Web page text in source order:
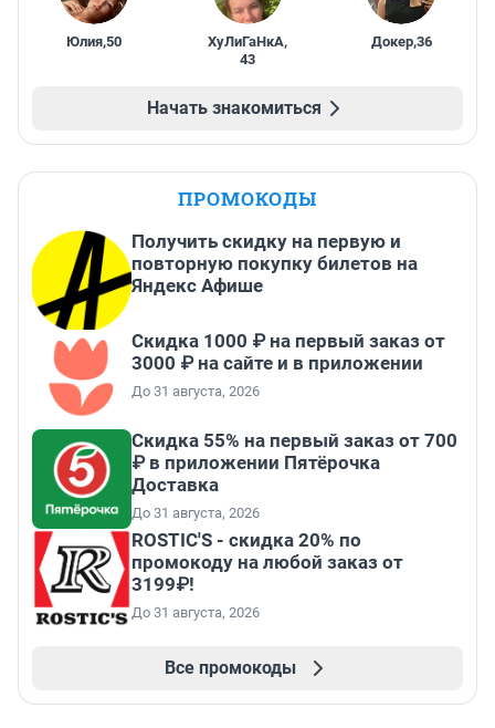
Юлия,50 ХуЛиГаНкА,
43
Докер,36
Начать знакомиться
ПРОМОКОДЫ
Получить скидку на первую и
повторную покупку билетов на
Яндекс Афише
Скидка 1000 ₽ на первый заказ от
3000 ₽ на сайте и в приложении
До 31 августа, 2026
Скидка 55% на первый заказ от 700
₽ в приложении Пятёрочка
Доставка
До 31 августа, 2026
ROSTIC'S - скидка 20% по
промокоду на любой заказ от
3199₽!
До 31 августа, 2026
Все промокоды